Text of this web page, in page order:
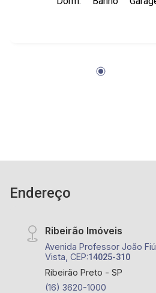
Endereço
Ribeirão Imóveis
Avenida Professor João
Vista, CEP:14025-310
Ribeirão Preto - SP
(16) 3620-1000